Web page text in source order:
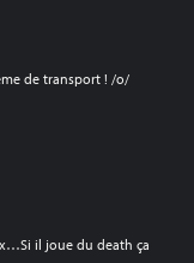
de transport ! /o/
il joue du death ça